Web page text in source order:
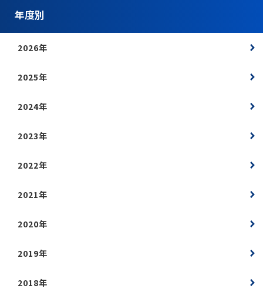
年度別
2026年
2025年
2024年
2023年
2022年
2021年
2020年
2019年
2018年